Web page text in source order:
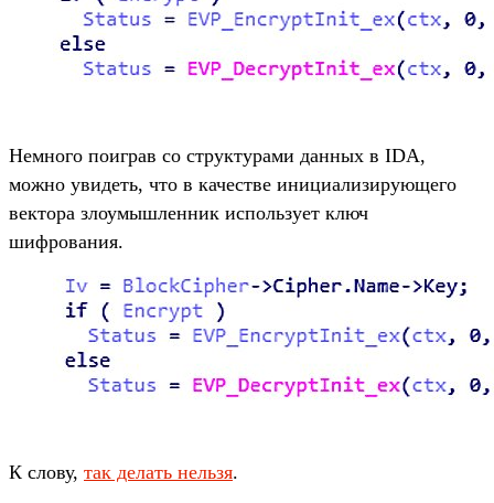
Немного поиграв со структурами данных в IDA,
можно увидеть, что в качестве инициализирующего
вектора злоумышленник использует ключ
шифрования.
К слову, так делать нельзя.